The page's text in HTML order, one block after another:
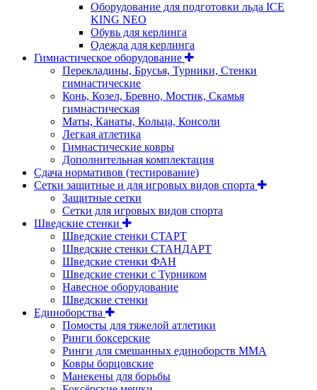
Оборудование для подготовки льда ICE
KING NEO
Обувь для керлинга
Одежда для керлинга
Гимнастическое оборудование
Перекладины, Брусья, Турники, Стенки
гимнастические
Конь, Козел, Бревно, Мостик, Скамья
гимнастическая
Маты, Канаты, Кольца, Консоли
Легкая атлетика
Гимнастические ковры
Дополнительная комплектация
Сдача нормативов (тестирование)
Сетки защитные и для игровых видов спорта
Защитные сетки
Сетки для игровых видов спорта
Шведские стенки
Шведские стенки СТАРТ
Шведские стенки СТАНДАРТ
Шведские стенки ФАН
Шведские стенки с Турником
Навесное оборудование
Шведские стенки
Единоборства
Помосты для тяжелой атлетики
Ринги боксерские
Ринги для смешанных единоборств ММА
Ковры борцовские
Манекены для борьбы